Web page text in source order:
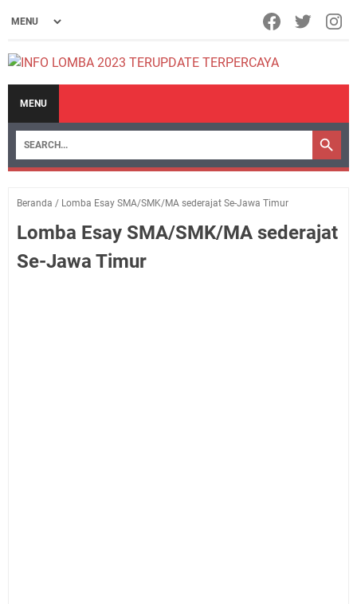
MENU
Beranda / Lomba Esay SMA/SMK/MA sederajat Se-Jawa Timur
Lomba Esay SMA/SMK/MA sederajat
Se-Jawa Timur